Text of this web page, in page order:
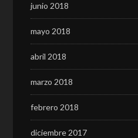
junio 2018
mayo 2018
abril 2018
marzo 2018
febrero 2018
diciembre 2017